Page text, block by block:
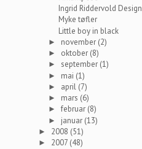
Ingrid Riddervold Design
Myke tøfler
Little boy in black
► november (2)
► oktober (8)
►september (1)
► mai (1)
► april (7)
► mars (6)
►februar (8)
► januar (13)
► 2008 (51)
► 2007 (48)